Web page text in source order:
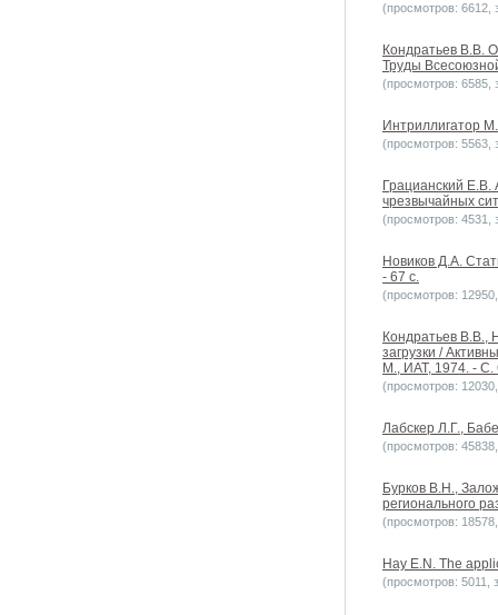
(просмотров: 6612,
Кондратьев В.В.
Труды
(просмотров: 6585,
Интриллигатор
(просмотров: 5563,
Грацианский
чрезвычайных
(просмотров: 4531,
Новиков Д.А.
- 67 с.
(просмотров:
Кондратьев В.В.,
загрузки /
М., ИАТ, 1974. - С.
(просмотров:
Лабскер Л.Г.,
(просмотров:
Бурков В.Н.,
регионального
(просмотров:
Hay E.N. The
(просмотров: 5011,